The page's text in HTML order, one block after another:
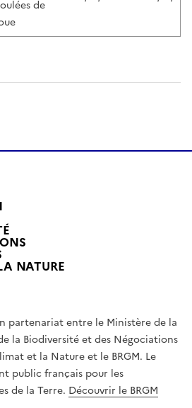
de
NATUREL
T
É
,
É
G
A
L
partenariat entre le Ministère de la
la Biodiversité et des Négociations
et la Nature et le BRGM. Le
public français pour les
de la Terre. Découvrir le BRGM